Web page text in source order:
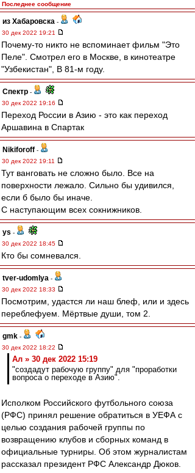
Последнее сообщение
из Хабаровска -
30 дек 2022 19:21
Почему-то никто не вспоминает фильм "Это
Пеле". Смотрел его в Москве, в кинотеатре
"Узбекистан", В 81-м году.
Спектр -
30 дек 2022 19:16
Переход России в Азию - это как переход
Аршавина в Спартак
Nikiforoff -
30 дек 2022 19:11
Тут ванговать не сложно было. Все на
поверхности лежало. Сильно бы удивился,
если б было бы иначе.
С наступающим всех сокнижников.
ys -
30 дек 2022 18:45
Кто бы сомневался.
tver-udomlya -
30 дек 2022 18:33
Посмотрим, удастся ли наш блеф, или и здесь
переблефуем. Мёртвые души, том 2.
gmk -
30 дек 2022 18:22
Ал » 30 дек 2022 15:19
"создадут рабочую группу" для "проработки
вопроса о переходе в Азию".
Исполком Российского футбольного союза
(РФС) принял решение обратиться в УЕФА с
целью создания рабочей группы по
возвращению клубов и сборных команд в
официальные турниры. Об этом журналистам
рассказал президент РФС Александр Дюков.